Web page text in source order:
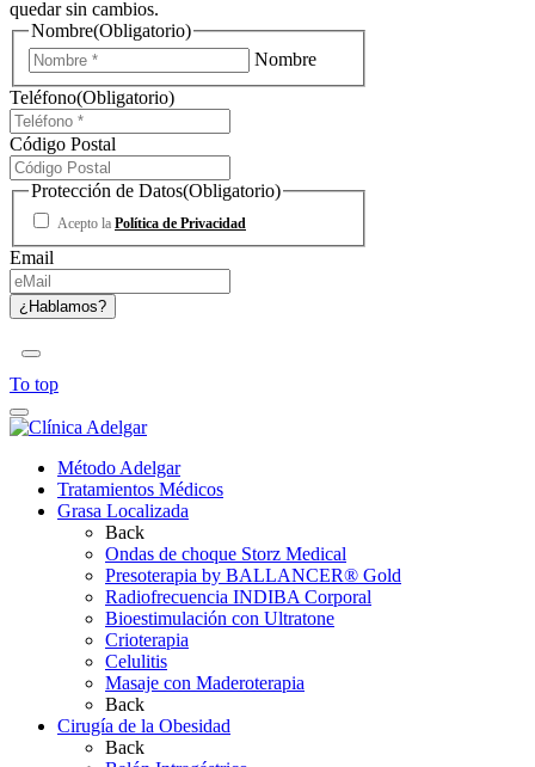
quedar sin cambios.
Nombre(Obligatorio)
Nombre
Teléfono(Obligatorio)
Código Postal
Protección de Datos(Obligatorio)
Acepto la Política de Privacidad
Email
To top
Método Adelgar
Tratamientos Médicos
Grasa Localizada
Back
Ondas de choque Storz Medical
Presoterapia by BALLANCER® Gold
Radiofrecuencia INDIBA Corporal
Bioestimulación con Ultratone
Crioterapia
Celulitis
Masaje con Maderoterapia
Back
Cirugía de la Obesidad
Back